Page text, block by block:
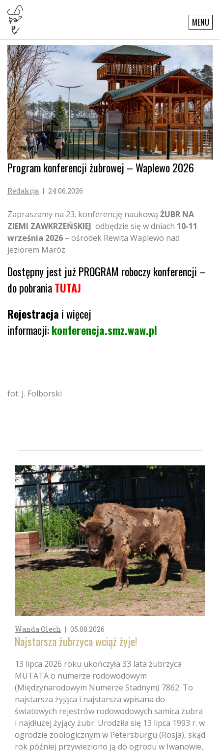
MENU
Program konferencji żubrowej – Waplewo 2026
Redakcja | 24.06.2026
Zapraszamy na 23. konferencję naukową ŻUBR NA
ZIEMI ZAWKRZEŃSKIEJ odbędzie się w dniach 10-11
września 2026 – ośrodek Rewita Waplewo nad
jeziorem Maróz.
Dostępny jest już PROGRAM roboczy konferencji –
do pobraniaTUTAJ
Rejestracja i więcej
informacji:konferencja.smz.waw.pl
fot. J. Folborski
Wanda Olech | 05.08.2026
Najstarsza żubrzyca wciąż żyje!
13 lipca 2026 roku ukończyła 33 lata żubrzyca
MUTATA o numerze rodowodowym
(Międzynarodowym Numerze Stadnym) 7862. To
najstarsza żyjąca i najstarsza wpisana do
światowych rejestrów rodowodowych samica żubra
i najdłużej żyjący żubr. Urodziła się 13 lipca 1993 r. w
ogrodzie zoologicznym w Petersburgu (Rosja), skąd
rok później przywieziono ją do ogrodu w Iwanowie,